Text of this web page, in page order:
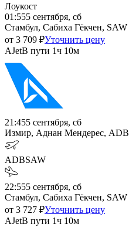
Лоукост
01:555 сентября, сб
Стамбул, Сабиха Гёкчен, SAW
от 3 709 ₽Уточнить цену
AJetВ пути 1ч 10м
21:455 сентября, сб
Измир, Аднан Мендерес, ADB
ADBSAW
22:555 сентября, сб
Стамбул, Сабиха Гёкчен, SAW
от 3 727 ₽Уточнить цену
AJetВ пути 1ч 10м